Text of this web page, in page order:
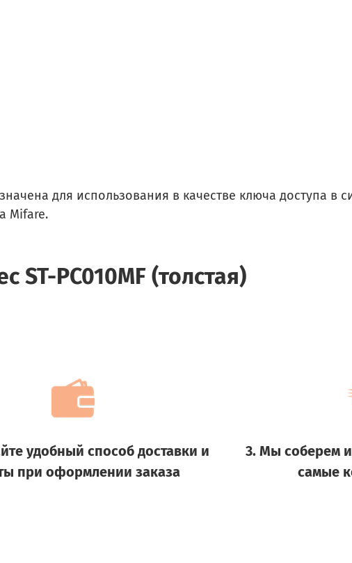
для использования в качестве ключа доступа в
Mifare.
ST-PC010MF (толстая)
удобный способ доставки и
при оформлении заказа
3. Мы соберем
самые